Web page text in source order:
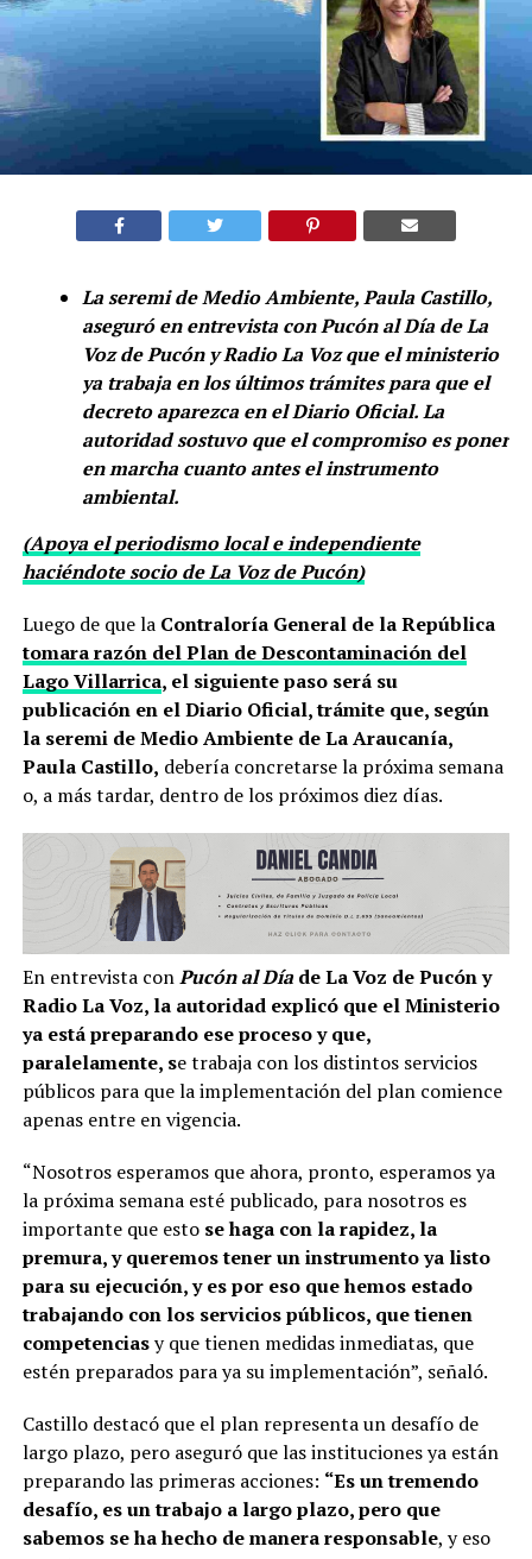
La seremi de Medio Ambiente, Paula Castillo,
aseguró en entrevista con Pucón al Día de La
Voz de Pucón y Radio La Voz que el ministerio
ya trabaja en los últimos trámites para que el
decreto aparezca en el Diario Oficial. La
autoridad sostuvo que el compromiso es poner
en marcha cuanto antes el instrumento
ambiental.
(Apoya el periodismo local e independiente
haciéndote socio de La Voz de Pucón)
Luego de que la Contraloría General de la República
tomara razón del Plan de Descontaminación del
Lago Villarrica, el siguiente paso será su
publicación en el Diario Oficial, trámite que, según
la seremi de Medio Ambiente de La Araucanía,
Paula Castillo, debería concretarse la próxima semana
o, a más tardar, dentro de los próximos diez días.
En entrevista conPucón al Díade La Voz de Pucón y
Radio La Voz, la autoridad explicó que el Ministerio
ya está preparando ese proceso y que,
paralelamente, se trabaja con los distintos servicios
públicos para que la implementación del plan comience
apenas entre en vigencia.
“Nosotros esperamos que ahora, pronto, esperamos ya
la próxima semana esté publicado, para nosotros es
importante que esto se haga con la rapidez, la
premura, y queremos tener un instrumento ya listo
para su ejecución, y es por eso que hemos estado
trabajando con los servicios públicos, que tienen
competenciasy que tienen medidas inmediatas, que
estén preparados para ya su implementación”, señaló.
Castillo destacó que el plan representa un desafío de
largo plazo, pero aseguró que las instituciones ya están
preparando las primeras acciones: “Es un tremendo
desafío, es un trabajo a largo plazo, pero que
sabemos se ha hecho de manera responsable, y eso